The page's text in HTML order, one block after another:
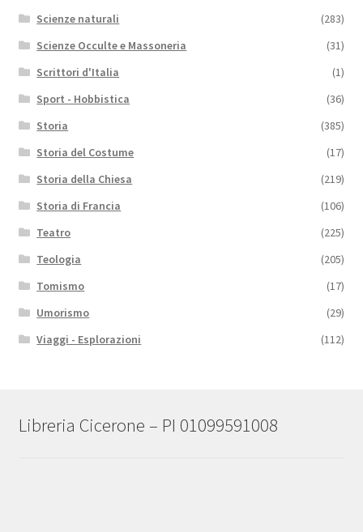
Scienze naturali
(283)
Scienze Occulte e Massoneria
(31)
Scrittori d'Italia
(1)
Sport - Hobbistica
(36)
Storia
(385)
Storia del Costume
(17)
Storia della Chiesa
(219)
Storia di Francia
(106)
Teatro
(225)
Teologia
(205)
Tomismo
(17)
Umorismo
(29)
Viaggi - Esplorazioni
(112)
Libreria Cicerone – PI 01099591008